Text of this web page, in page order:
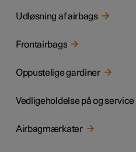
Udløsning af airbags
Frontairbags
Oppustelige gardiner
Vedligeholdelse på og
Airbagmærkater